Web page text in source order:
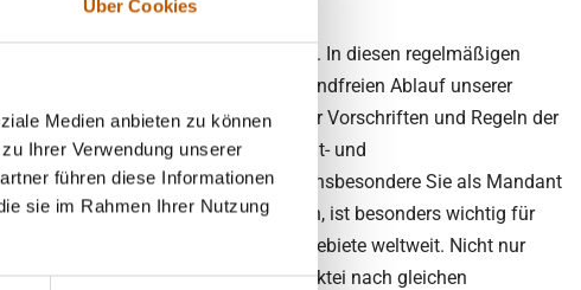
Über Cookies
Medien anbieten zu können
Ihrer Verwendung unserer
führen diese Informationen
sie im Rahmen Ihrer Nutzung
zertifiziert unsere Detektei jährlich neu. In diesen regelmäßigen
sich Sachverständige über den einwandfreien Ablauf unserer
von der konsequenten Einhaltung der Vorschriften und Regeln der
nachweisbare Qualität bei Privat- und
Davon haben nicht nur wir sondern insbesondere Sie als Mandant
Vorteile. Diesen Standard zu halten, ist besonders wichtig für
ist dabei nur eines vieler Einsatzgebiete weltweit. Nicht nur
sind die Detektive unserer Detektei nach gleichen